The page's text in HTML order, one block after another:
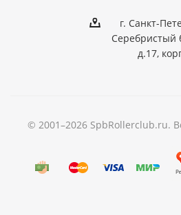
г. Санкт-
Серебристый
д.17,
© 2001–2026 SpbRollerclub.ru.